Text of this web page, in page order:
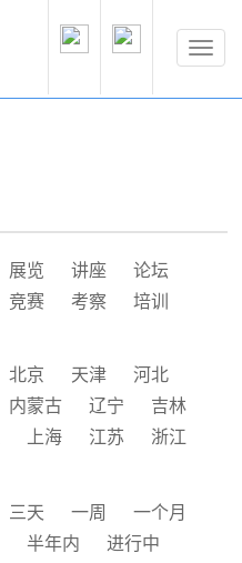
展览 讲座
论坛
竞赛 考察
培训
北京 天津
河北
内蒙古 辽宁
吉林
上海 江苏
浙江
广东
海南 重庆
四川
三天 一周
一个月
半年内 进行中